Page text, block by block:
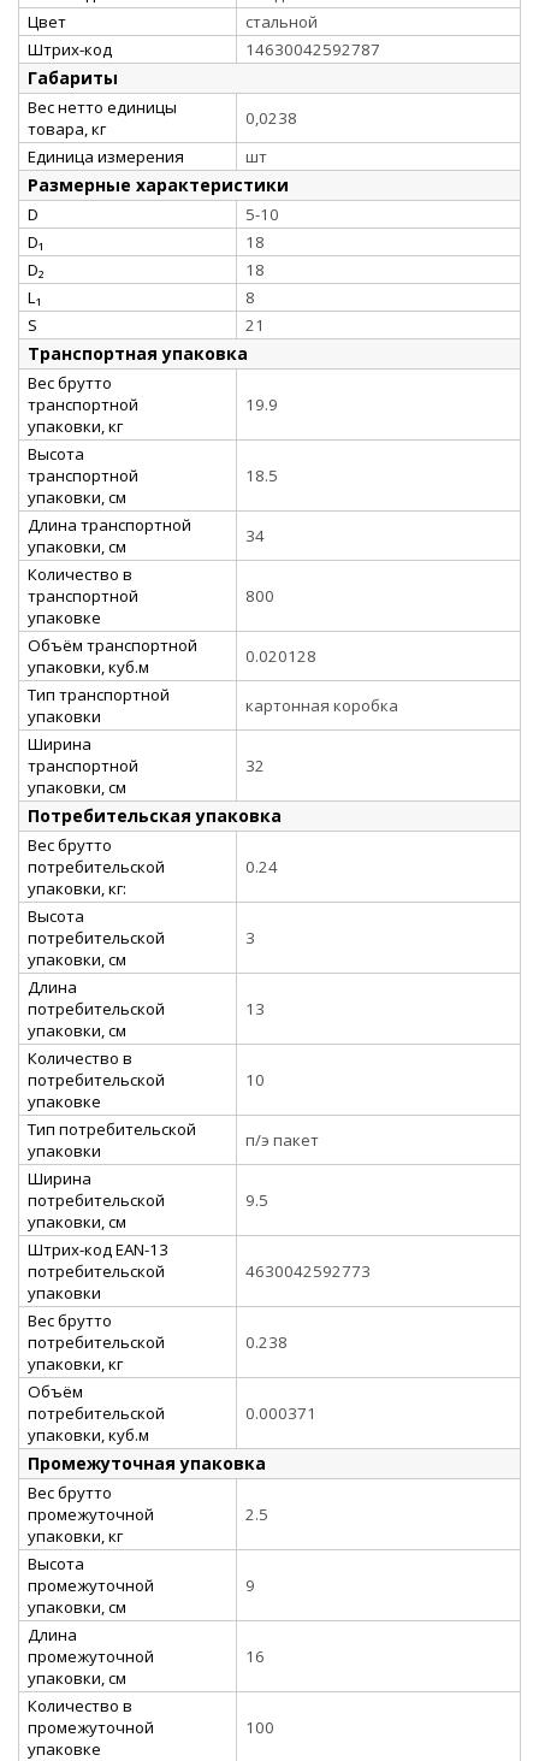
Цвет
стальной
Штрих-код
14630042592787
Габариты
Вес нетто единицы
товара, кг
0,0238
Единица измерения
шт
Размерные характеристики
D
5-10
D₁
18
D₂
18
L₁
8
S
21
Транспортная упаковка
Вес брутто
транспортной
упаковки, кг
19.9
Высота
транспортной
упаковки, см
18.5
Длина транспортной
упаковки, см
34
Количество в
транспортной
упаковке
800
Объём транспортной
упаковки, куб.м
0.020128
Тип транспортной
упаковки
картонная коробка
Ширина
транспортной
упаковки, см
32
Потребительская упаковка
Вес брутто
потребительской
упаковки, кг:
0.24
Высота
потребительской
упаковки, см
3
Длина
потребительской
упаковки, см
13
Количество в
потребительской
упаковке
10
Тип потребительской
упаковки
п/э пакет
Ширина
потребительской
упаковки, см
9.5
Штрих-код EAN-13
потребительской
упаковки
4630042592773
Вес брутто
потребительской
упаковки, кг
0.238
Объём
потребительской
упаковки, куб.м
0.000371
Промежуточная упаковка
Вес брутто
промежуточной
упаковки, кг
2.5
Высота
промежуточной
упаковки, см
9
Длина
промежуточной
упаковки, см
16
Количество в
промежуточной
упаковке
100